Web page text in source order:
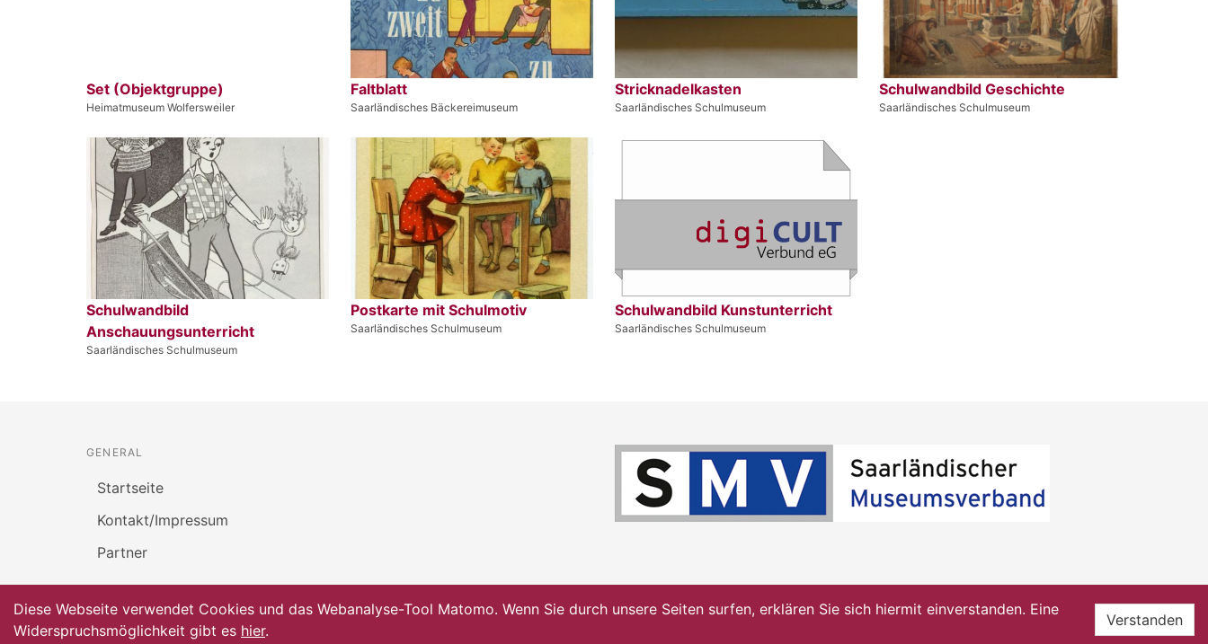
Set (Objektgruppe)
Heimatmuseum Wolfersweiler
Faltblatt
Saarländisches Bäckereimuseum
Stricknadelkasten
Saarländisches Schulmuseum
Schulwandbild Geschichte
Saarländisches Schulmuseum
Schulwandbild
Anschauungsunterricht
Saarländisches Schulmuseum
Postkarte mit Schulmotiv
Saarländisches Schulmuseum
Schulwandbild Kunstunterricht
Saarländisches Schulmuseum
GENERAL
Startseite
Kontakt/Impressum
Partner
Diese Webseite verwendet Cookies und das Webanalyse-Tool Matomo. Wenn Sie durch unsere Seiten surfen, erklären Sie sich hiermit einverstanden. Eine
Widerspruchsmöglichkeit gibt es hier.
Verstanden